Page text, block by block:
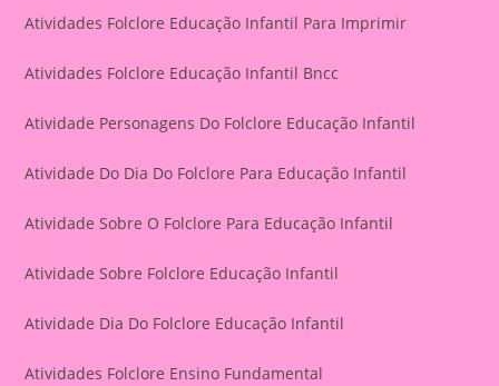
Atividades Folclore Educação Infantil Para Imprimir
Atividades Folclore Educação Infantil Bncc
Atividade Personagens Do Folclore Educação Infantil
Atividade Do Dia Do Folclore Para Educação Infantil
Atividade Sobre O Folclore Para Educação Infantil
Atividade Sobre Folclore Educação Infantil
Atividade Dia Do Folclore Educação Infantil
Atividades Folclore Ensino Fundamental